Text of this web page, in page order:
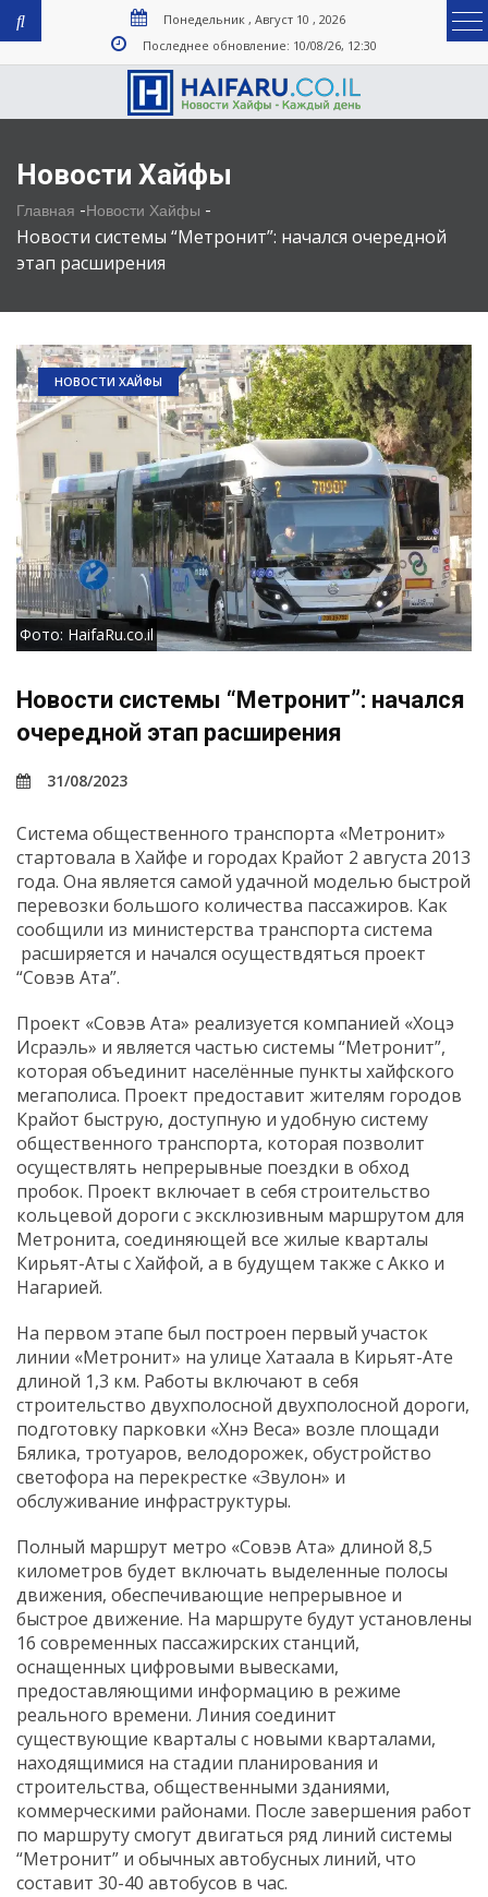
Понедельник , Август 10 , 2026
Последнее обновление: 10/08/26, 12:30
Новости Хайфы
Главная -Новости Хайфы -
Новости системы “Метронит”: начался очередной
этап расширения
НОВОСТИ ХАЙФЫ
Фото: HaifaRu.co.il
Новости системы “Метронит”: начался
очередной этап расширения
31/08/2023
Система общественного транспорта «Метронит»
стартовала в Хайфе и городах Крайот 2 августа 2013
года. Она является самой удачной моделью быстрой
перевозки большого количества пассажиров. Как
сообщили из министерства транспорта система
расширяется и начался осуществдяться проект
“Совэв Ата”.
Проект «Совэв Ата» реализуется компанией «Хоцэ
Исраэль» и является частью системы “Метронит”,
которая объединит населённые пункты хайфского
мегаполиса. Проект предоставит жителям городов
Крайот быструю, доступную и удобную систему
общественного транспорта, которая позволит
осуществлять непрерывные поездки в обход
пробок. Проект включает в себя строительство
кольцевой дороги с эксклюзивным маршрутом для
Метронита, соединяющей все жилые кварталы
Кирьят-Аты с Хайфой, а в будущем также с Акко и
Нагарией.
На первом этапе был построен первый участок
линии «Метронит» на улице Хатаала в Кирьят-Ате
длиной 1,3 км. Работы включают в себя
строительство двухполосной двухполосной дороги,
подготовку парковки «Хнэ Веса» возле площади
Бялика, ​​тротуаров, велодорожек, обустройство
светофора на перекрестке «Звулон» и
обслуживание инфраструктуры.
Полный маршрут метро «Совэв Ата» длиной 8,5
километров будет включать выделенные полосы
движения, обеспечивающие непрерывное и
быстрое движение. На маршруте будут установлены
16 современных пассажирских станций,
оснащенных цифровыми вывесками,
предоставляющими информацию в режиме
реального времени. Линия соединит
существующие кварталы с новыми кварталами,
находящимися на стадии планирования и
строительства, общественными зданиями,
коммерческими районами. После завершения работ
по маршруту смогут двигаться ряд линий системы
“Метронит” и обычных автобусных линий, что
составит 30-40 автобусов в час.